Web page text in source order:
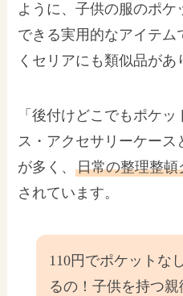
ように、子供の服のポケ
できる実用的なアイテム
くセリアにも類似品があ
「後付けどこでもポケ
ス・アクセサリーケース
が多く、日常の整理整
されています。
110円でポケットな
るの！子供を持つ